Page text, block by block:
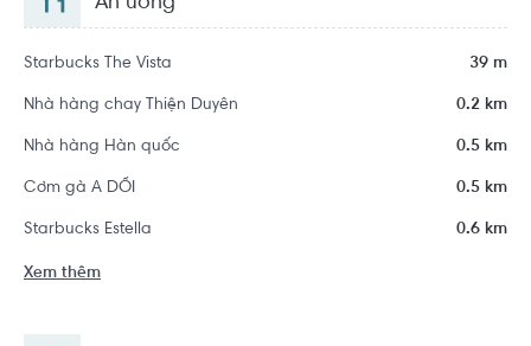
Starbucks The Vista 39 m
Nhà hàng chay Thiện Duyên 0.2 km
Nhà hàng Hàn quốc 0.5 km
Cơm gà A DỔI 0.5 km
Starbucks Estella 0.6 km
Xem thêm